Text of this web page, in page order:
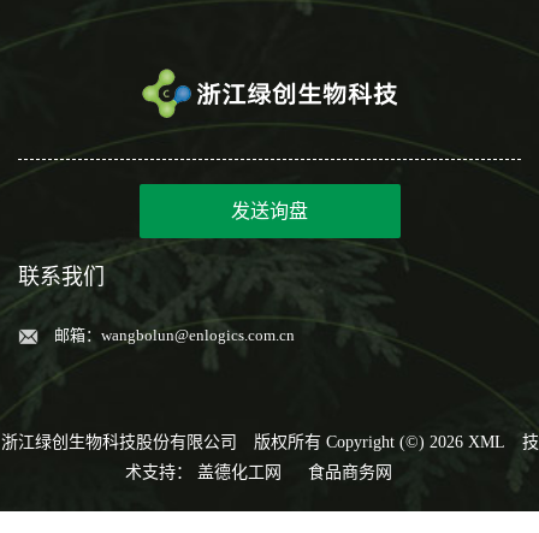
发送询盘
联系我们
邮箱： wangbolun@enlogics.com.cn
浙江绿创生物科技股份有限公司 版权所有 Copyright (©) 2026 XML
技
术支持： 盖德化工网 食品商务网